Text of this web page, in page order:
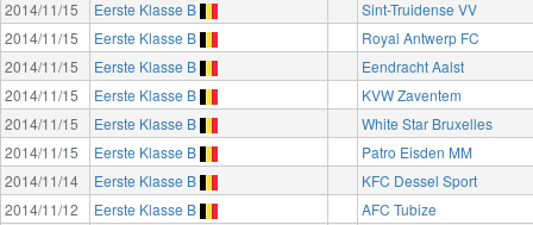
2014/11/15
Eerste Klasse B
Sint-Truidense VV
2014/11/15
Eerste Klasse B
Royal Antwerp FC
2014/11/15
Eerste Klasse B
Eendracht Aalst
2014/11/15
Eerste Klasse B
KVW Zaventem
2014/11/15
Eerste Klasse B
White Star Bruxelles
2014/11/15
Eerste Klasse B
Patro Eisden MM
2014/11/14
Eerste Klasse B
KFC Dessel Sport
2014/11/12
Eerste Klasse B
AFC Tubize